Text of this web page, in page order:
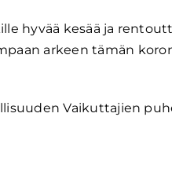
hyvää kesää ja
arkeen tämän
Vaikuttajien